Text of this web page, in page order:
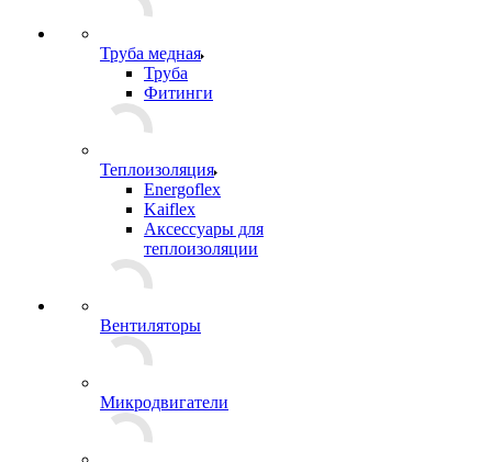
Труба медная
Труба
Фитинги
Теплоизоляция
Energoflex
Kaiflex
Аксессуары для
теплоизоляции
Вентиляторы
Микродвигатели